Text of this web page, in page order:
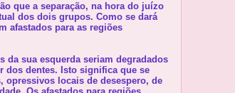
que a separação, na hora do juízo
dos dois grupos. Como se dará
afastados para as regiões
da sua esquerda seriam degradados
dos dentes. Isto significa que se
opressivos locais de desespero, de